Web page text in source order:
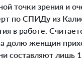
точки зрения и
по СПИДу из
в работе.
долю женщин
составляют лишь